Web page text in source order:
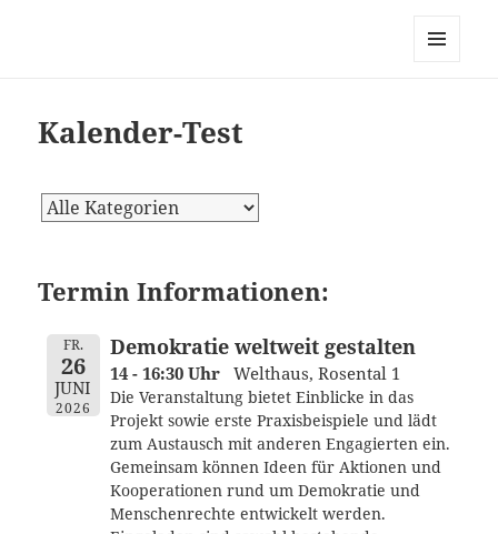
Kalender-Test
Termin Informationen:
FR.
26
JUNI
2026
Demokratie weltweit gestalten
14 - 16:30 Uhr Welthaus, Rosental 1
Die Veranstaltung bietet Einblicke in das
Projekt sowie erste Praxisbeispiele und lädt
zum Austausch mit anderen Engagierten ein.
Gemeinsam können Ideen für Aktionen und
Kooperationen rund um Demokratie und
Menschenrechte entwickelt werden.